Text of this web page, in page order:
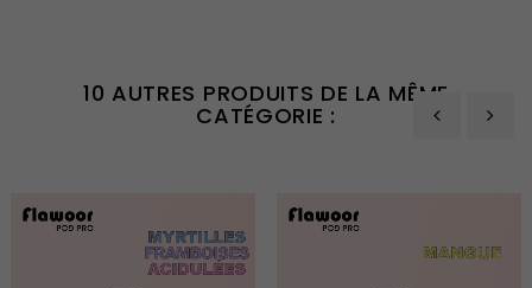
10 AUTRES PRODUITS DE LA MÊME
CATÉGORIE :